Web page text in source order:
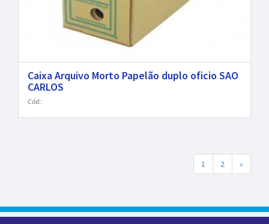
Caixa Arquivo Morto Papelão duplo oficio SAO
CARLOS
Cód.:
1 2 »